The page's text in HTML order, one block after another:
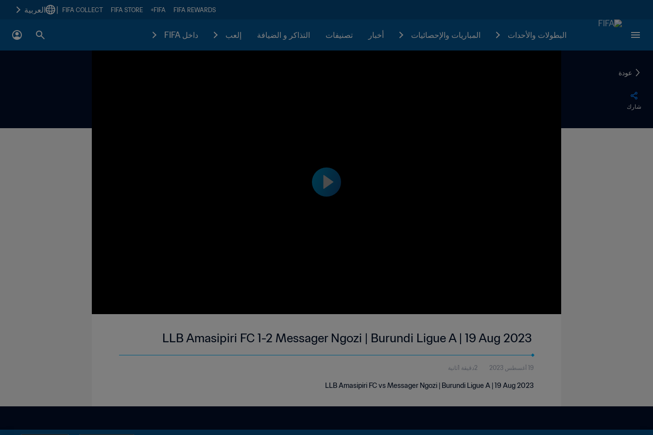
FIFA REWARDS
FIFA+
FIFA STORE
FIFA COLLECT العربية
البطولات والأحدات المباريات والإحصائيات أخبار تصنيفات التذاكر و الضيافة إلعب داخل FIFA
عودة
شارك
LLB Amasipiri FC 1-2 Messager Ngozi | Burundi Ligue A | 19 Aug 2023
19 أغسطس 2023 2دقيقة 1ثانية
LLB Amasipiri FC vs Messager Ngozi | Burundi Ligue A | 19 Aug 2023